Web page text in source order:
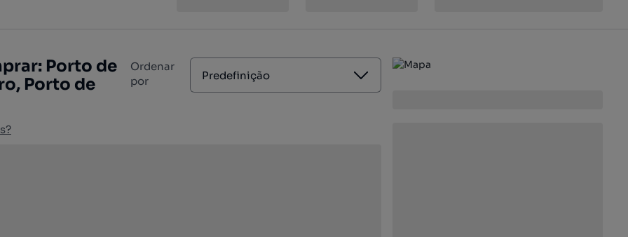
Porto de
Porto de
Ordenar
por
Predefinição